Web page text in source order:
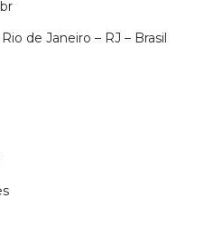
de Janeiro – RJ – Brasil